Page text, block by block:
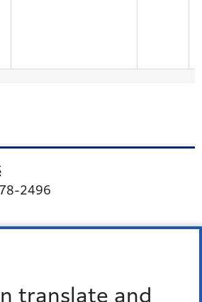
translate and
2496
プに戻る